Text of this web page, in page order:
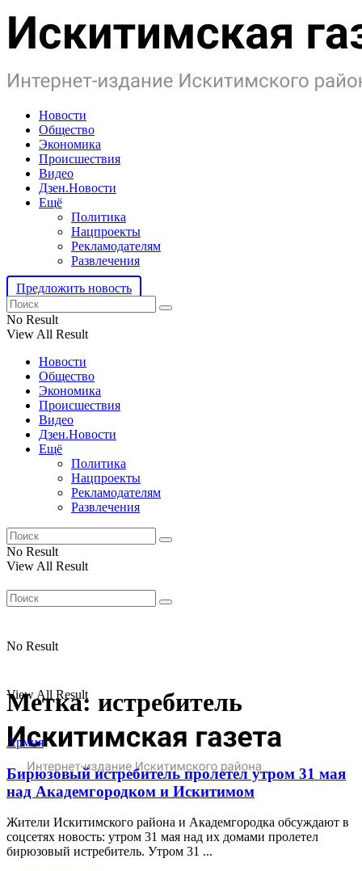
Новости
Общество
Экономика
Происшествия
Видео
Дзен.Новости
Ещё
Политика
Нацпроекты
Рекламодателям
Развлечения
Предложить новость
No Result
View All Result
Новости
Общество
Экономика
Происшествия
Видео
Дзен.Новости
Ещё
Политика
Нацпроекты
Рекламодателям
Развлечения
No Result
View All Result
No Result
View All Result
Метка: истребитель
Армия
Бирюзовый истребитель пролетел утром 31 мая
над Академгородком и Искитимом
Жители Искитимского района и Академгородка обсуждают в
соцсетях новость: утром 31 мая над их домами пролетел
бирюзовый истребитель. Утром 31 ...